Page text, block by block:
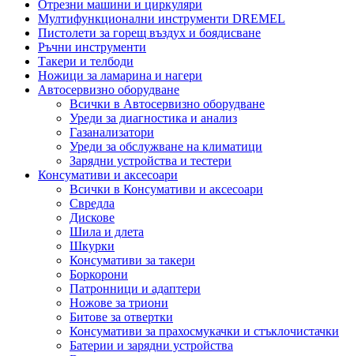
Отрезни машини и циркуляри
Мултифункционални инструменти DREMEL
Пистолети за горещ въздух и боядисване
Ръчни инструменти
Такери и телбоди
Ножици за ламарина и нагери
Автосервизно оборудване
Всички в Автосервизно оборудване
Уреди за диагностика и анализ
Газанализатори
Уреди за обслужване на климатици
Зарядни устройства и тестери
Консумативи и аксесоари
Всички в Консумативи и аксесоари
Свредла
Дискове
Шила и длета
Шкурки
Консумативи за такери
Боркорони
Патронници и адаптери
Ножове за триони
Битове за отвертки
Консумативи за прахосмукачки и стъклочистачки
Батерии и зарядни устройства